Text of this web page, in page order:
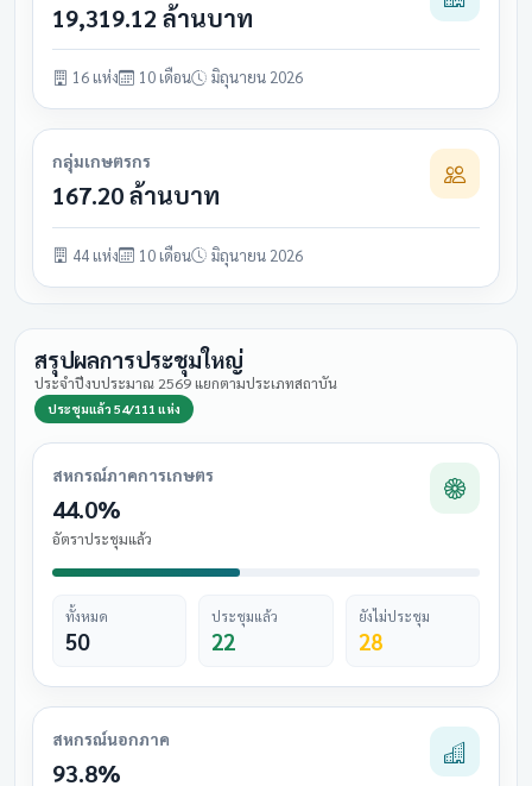
19,319.12 ล้านบาท
16 แห่ง 10 เดือน มิถุนายน 2026
กลุ่มเกษตรกร
167.20 ล้านบาท
44 แห่ง 10 เดือน มิถุนายน 2026
สรุปผลการประชุมใหญ่
ประจำปีงบประมาณ 2569 แยกตามประเภทสถาบัน
ประชุมแล้ว 54/111 แห่ง
สหกรณ์ภาคการเกษตร
44.0%
อัตราประชุมแล้ว
ทั้งหมด
50
ประชุมแล้ว
22
ยังไม่ประชุม
28
สหกรณ์นอกภาค
93.8%